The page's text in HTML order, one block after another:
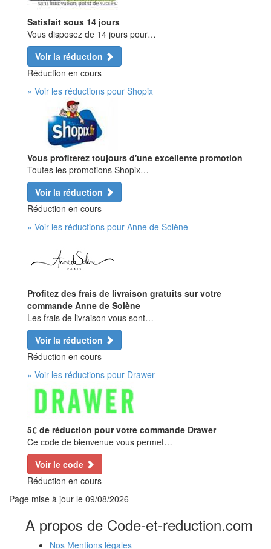
Satisfait sous 14 jours
Vous disposez de 14 jours pour…
Voir la réduction
Réduction en cours
» Voir les réductions pour Shopix
Vous profiterez toujours d'une excellente promotion
Toutes les promotions Shopix…
Voir la réduction
Réduction en cours
» Voir les réductions pour Anne de Solène
Profitez des frais de livraison gratuits sur votre
commande Anne de Solène
Les frais de livraison vous sont…
Voir la réduction
Réduction en cours
» Voir les réductions pour Drawer
5€ de réduction pour votre commande Drawer
Ce code de bienvenue vous permet…
Voir le code
Réduction en cours
Page mise à jour le 09/08/2026
A propos de Code-et-reduction.com
Nos Mentions légales